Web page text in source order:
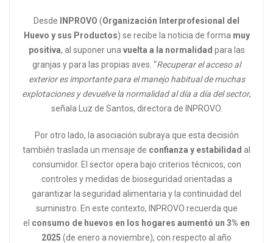
Desde INPROVO (Organización Interprofesional del
Huevo y sus Productos) se recibe la noticia de forma muy
positiva, al suponer unavuelta a la normalidad para las
granjas y para las propias aves. “Recuperar el acceso al
exterior es importante para el manejo habitual de muchas
explotaciones y devuelve la normalidad al día a día del sector,
señala Luz de Santos, directora de INPROVO.
Por otro lado, la asociación subraya que esta decisión
también traslada un mensaje de confianza y estabilidad al
consumidor. El sector opera bajo criterios técnicos, con
controles y medidas de bioseguridad orientadas a
garantizar la seguridad alimentaria y la continuidad del
suministro. En este contexto, INPROVO recuerda que
el consumo de huevos en los hogares aumentó un 3% en
2025 (de enero a noviembre), con respecto al año